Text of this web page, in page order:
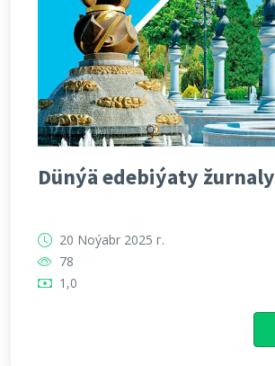
Dünýä edebiýaty žurnaly
20 Noýabr 2025 г.
78
1,0